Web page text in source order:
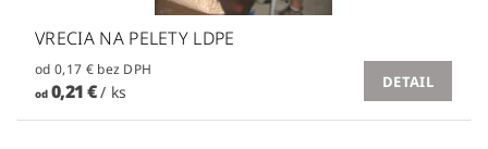
VRECIA NA PELETY LDPE
od 0,17 € bez DPH
od0,21 €/ ks
DETAIL